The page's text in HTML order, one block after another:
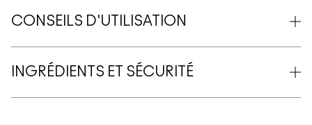
CONSEILS D'UTILISATION
INGRÉDIENTS ET SÉCURITÉ